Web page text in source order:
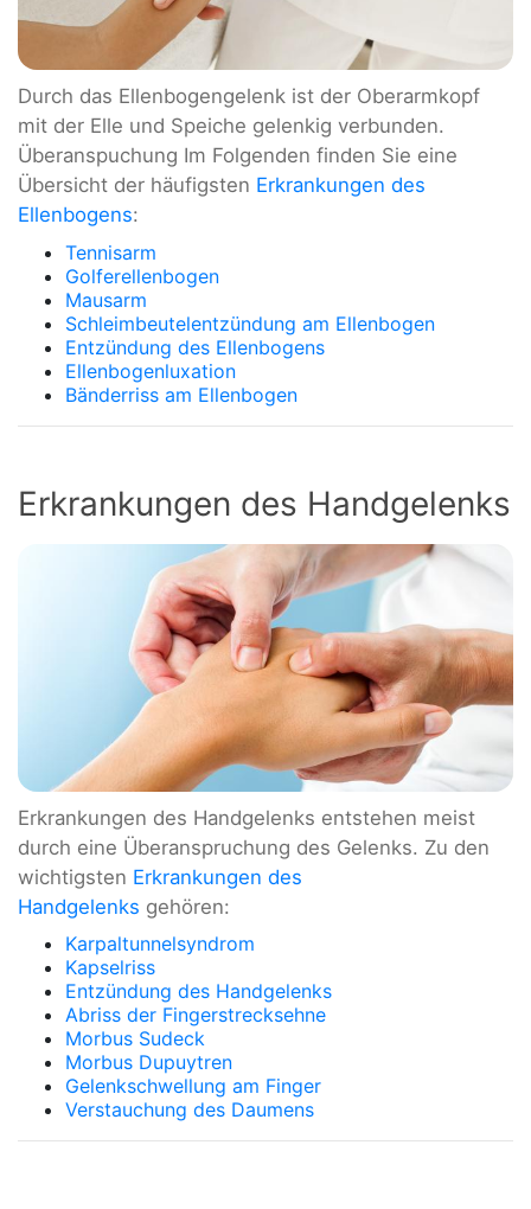
Durch das Ellenbogengelenk ist der Oberarmkopf
mit der Elle und Speiche gelenkig verbunden.
Überanspuchung Im Folgenden finden Sie eine
Übersicht der häufigsten Erkrankungen des
Ellenbogens:
Tennisarm
Golferellenbogen
Mausarm
Schleimbeutelentzündung am Ellenbogen
Entzündung des Ellenbogens
Ellenbogenluxation
Bänderriss am Ellenbogen
Erkrankungen des Handgelenks
Erkrankungen des Handgelenks entstehen meist
durch eine Überanspruchung des Gelenks. Zu den
wichtigsten Erkrankungen des
Handgelenks gehören:
Karpaltunnelsyndrom
Kapselriss
Entzündung des Handgelenks
Abriss der Fingerstrecksehne
Morbus Sudeck
Morbus Dupuytren
Gelenkschwellung am Finger
Verstauchung des Daumens